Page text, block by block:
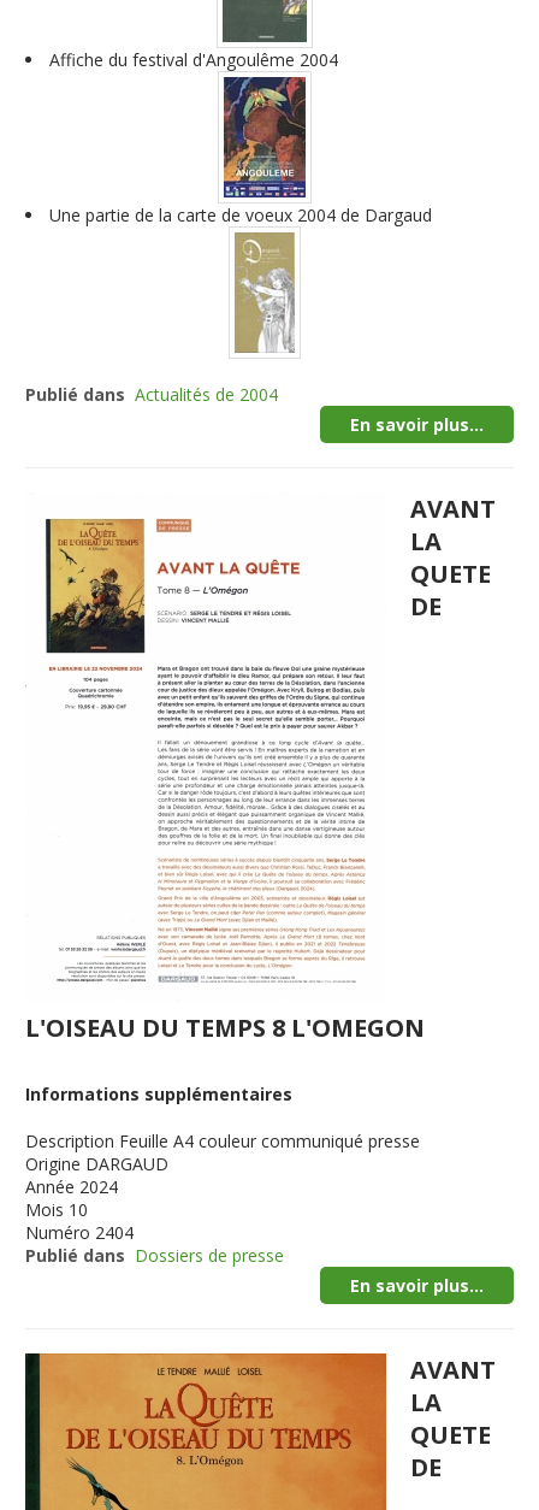
Affiche du festival d'Angoulême 2004
Une partie de la carte de voeux 2004 de Dargaud
Publié dans Actualités de 2004
En savoir plus...
AVANT
LA
QUETE
DE
L'OISEAU DU TEMPS 8 L'OMEGON
Informations supplémentaires
Description Feuille A4 couleur communiqué presse
Origine DARGAUD
Année 2024
Mois 10
Numéro 2404
Publié dans Dossiers de presse
En savoir plus...
AVANT
LA
QUETE
DE